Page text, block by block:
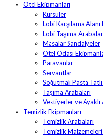
Otel Ekipmanları
Kürsüler
Lobi Karşılama
Lobi Taşıma
Masalar Sandalyeler
Otel Odası
Paravanlar
Servantlar
Soğutmalı Pasta
Taşıma Arabaları
Vestiyerler ve Ayaklı
Temizlik Ekipmanları
Temizlik Arabaları
Temizlik